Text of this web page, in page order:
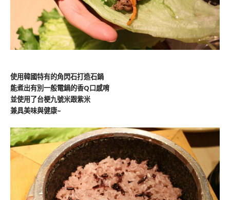
使用韓國特有的角閃石打造石鍋
能煮出有別一般電鍋的香Q口感唷
並使用了台梗九號米跟紫米
兼具美味與健康~